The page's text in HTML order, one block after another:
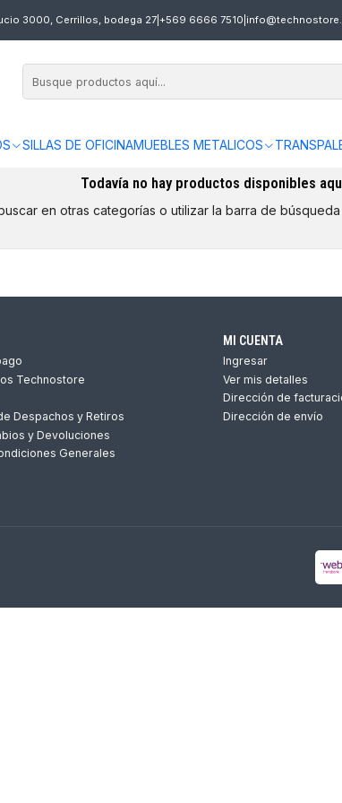
SILLAS DE OFICINAMUEBLES METALICOS
3000, Cerrillos, bodega 27| +569 6666 7510
Todavía no hay productos disponibles
en otras categorías o utilizar la barra de
Technostore
Despachos y Retiros
y Devoluciones
Generales
MI CUENTA
Ingresar
Ver mis detalles
Dirección de
Dirección de envío